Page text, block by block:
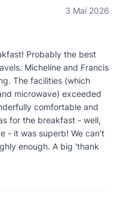
3 Mai 2026
Probably the best
Micheline and Francis
The facilities (which
microwave) exceeded
comfortable and
for the breakfast - well,
- it was superb! We can't
enough. A big 'thank